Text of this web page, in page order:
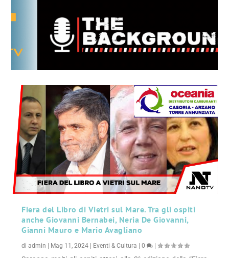
Fiera del Libro di Vietri sul Mare. Tra gli ospiti
anche Giovanni Bernabei, Neria De Giovanni,
Gianni Mauro e Mario Avagliano
diadmin Mag 11, 2024 Eventi & Cultura |0 |